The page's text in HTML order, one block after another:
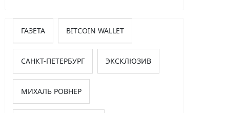
ГАЗЕТА BITCOIN WALLET
САНКТ-ПЕТЕРБУРГ ЭКСКЛЮЗИВ
МИХАЛЬ РОВНЕР